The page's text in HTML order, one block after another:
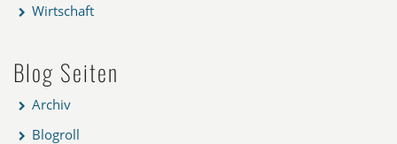
Wirtschaft
Blog Seiten
Archiv
Blogroll